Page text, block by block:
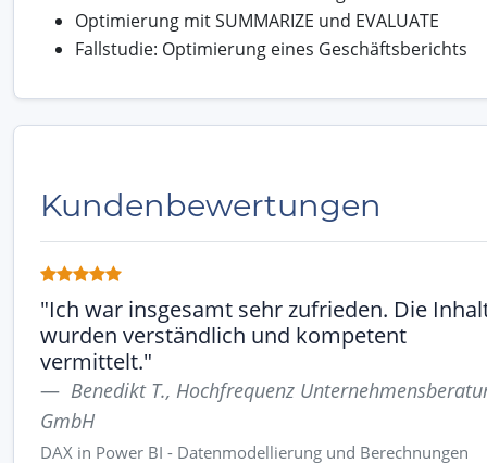
Optimierung mit SUMMARIZE und EVALUATE
Fallstudie: Optimierung eines Geschäftsberichts
Kundenbewertungen
"Ich war insgesamt sehr zufrieden. Die
wurden verständlich und kompetent
vermittelt."
Benedikt T., Hochfrequenz
GmbH
DAX in Power BI - Datenmodellierung und Berechnungen